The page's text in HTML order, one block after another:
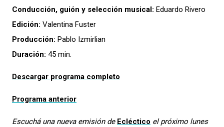
Conducción, guión y selección musical: Eduardo Rivero
Edición: Valentina Fuster
Producción: Pablo Izmirlian
Duración: 45 min.
Descargar programa completo
Programa anterior
Escuchá una nueva emisión de Ecléctico el próximo lunes